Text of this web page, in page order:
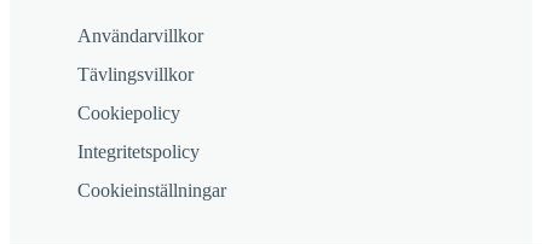
Användarvillkor
Tävlingsvillkor
Cookiepolicy
Integritetspolicy
Cookieinställningar